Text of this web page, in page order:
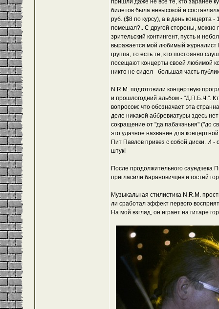
пришли даже не все те, кто заранее
билетов была невысокой и
руб. ($8 по курсу), а в день концерта
помешал?.. С другой стороны, можно
зрительский контингент, пусть и
выражается мой любимый журналист
группа, то есть те, кто постоянно
посещают концерты своей любимой
никто не сидел - большая часть
N.R.M. подготовили концертную
и прошлогодний альбом - "Д.П.Б.Ч.".
вопросом: что обозначает эта
деле никакой аббревиатуры здесь
сокращение от "да пабачэньня" ("до
это удачное название для
Пит Павлов привез с собой диски. И
штук!
После продолжительного саундчека
пригласили барановичцев и гостей
Музыкальная стилистика N.R.M.
ли сработал эффект первого
На мой взгляд, он играет на гитаре